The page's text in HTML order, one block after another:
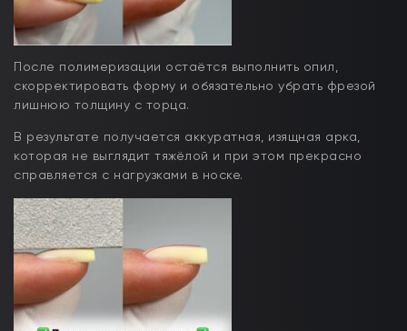
После полимеризации остаётся выполнить опил,
скорректировать форму и обязательно убрать фрезой
лишнюю толщину с торца.
В результате получается аккуратная, изящная арка,
которая не выглядит тяжёлой и при этом прекрасно
справляется с нагрузками в носке.